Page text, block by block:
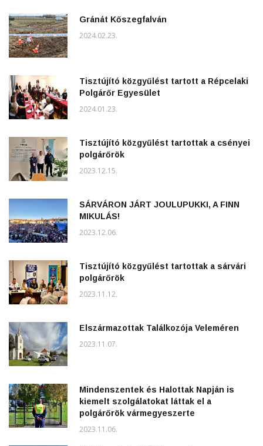
Gránát Kőszegfalván
2024.02.23.
Tisztújító közgyűlést tartott a Répcelaki
Polgárőr Egyesület
2024.01.23.
Tisztújító közgyűlést tartottak a csényei
polgárőrök
2023.12.15.
SÁRVÁRON JÁRT JOULUPUKKI, A FINN
MIKULÁS!
2023.12.06.
Tisztújító közgyűlést tartottak a sárvári
polgárőrök
2023.11.12.
Elszármazottak Találkozója Veleméren
2023.11.07.
Mindenszentek és Halottak Napján is
kiemelt szolgálatokat láttak el a
polgárőrök vármegyeszerte
2023.11.06.